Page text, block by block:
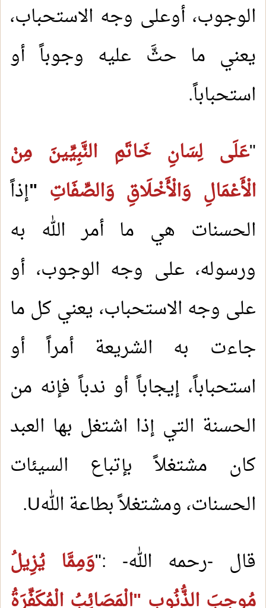
الوجوب، أوعلى وجه الاستحباب،
يعني ما حثَّ عليه وجوباً أو
استحباباً.
"عَلَى لِسَانِ خَاتَمِ النَّبِيِّينَ مِنْ
الْأَعْمَالِ وَالْأَخْلَاقِ وَالصِّفَاتِ "إذاً
الحسنات هي ما أمر الله به
ورسوله، على وجه الوجوب، أو
على وجه الاستحباب، يعني كل ما
جاءت به الشريعة أمراً أو
استحباباً، إيجاباً أو ندباً فإنه من
الحسنة التي إذا اشتغل بها العبد
كان مشتغلاً بإتباع السيئات
الحسنات، ومشتغلاً بطاعة اللهU
.
قال -رحمه الله- :"وَمِمَّا يُزِيلُ